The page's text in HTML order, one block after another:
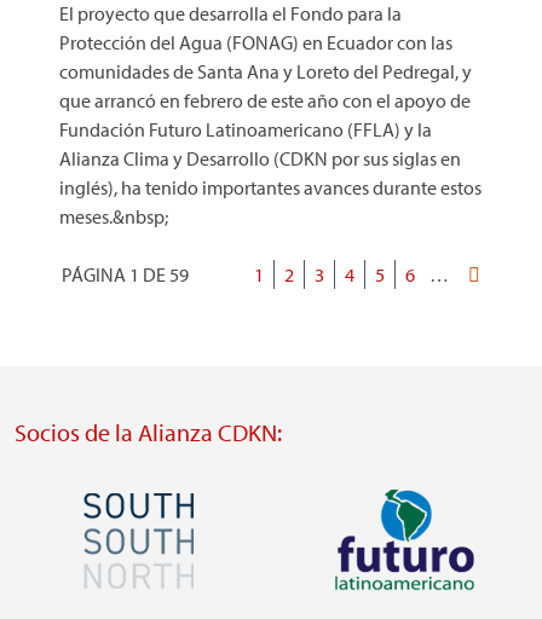
El proyecto que desarrolla el Fondo para la
Protección del Agua (FONAG) en Ecuador con las
comunidades de Santa Ana y Loreto del Pedregal, y
que arrancó en febrero de este año con el apoyo de
Fundación Futuro Latinoamericano (FFLA) y la
Alianza Clima y Desarrollo (CDKN por sus siglas en
inglés), ha tenido importantes avances durante estos
meses.&nbsp;
Paginación
PÁGINA 1 DE 59
Página
1 Página
2 Página
3 Página
4 Página
5 Página
6 …
Última
Socios de la Alianza CDKN:
Imagen Imagen